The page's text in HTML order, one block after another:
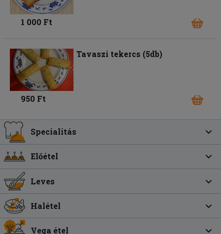
1 000 Ft
Tavaszi tekercs (5db)
950 Ft
Specialitás
Előétel
Leves
Halétel
Vega étel